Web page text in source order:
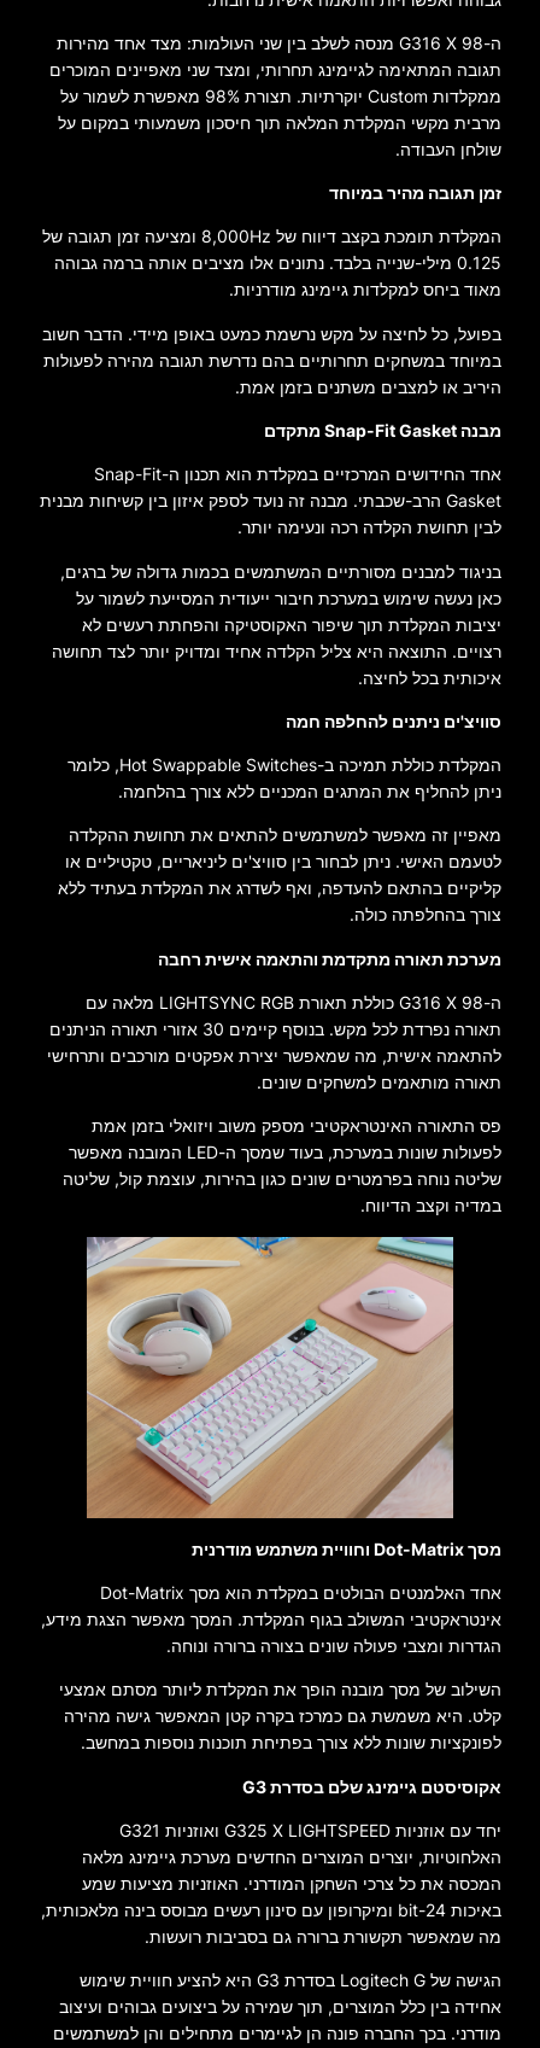
ה-G316 X 98 מנסה לשלב בין שני העולמות: מצד אחד מהירות
תגובה המתאימה לגיימינג תחרותי, ומצד שני מאפיינים המוכרים
ממקלדות Custom יוקרתיות. תצורת 98% מאפשרת לשמור על
מרבית מקשי המקלדת המלאה תוך חיסכון משמעותי במקום על
שולחן העבודה.
זמן תגובה מהיר במיוחד
המקלדת תומכת בקצב דיווח של 8,000Hz ומציעה זמן תגובה של
0.125 מילי-שנייה בלבד. נתונים אלו מציבים אותה ברמה גבוהה
מאוד ביחס למקלדות גיימינג מודרניות.
בפועל, כל לחיצה על מקש נרשמת כמעט באופן מיידי. הדבר חשוב
במיוחד במשחקים תחרותיים בהם נדרשת תגובה מהירה לפעולות
היריב או למצבים משתנים בזמן אמת.
מבנה Snap-Fit Gasket מתקדם
אחד החידושים המרכזיים במקלדת הוא תכנון ה-Snap-Fit
Gasket הרב-שכבתי. מבנה זה נועד לספק איזון בין קשיחות מבנית
לבין תחושת הקלדה רכה ונעימה יותר.
בניגוד למבנים מסורתיים המשתמשים בכמות גדולה של ברגים,
כאן נעשה שימוש במערכת חיבור ייעודית המסייעת לשמור על
יציבות המקלדת תוך שיפור האקוסטיקה והפחתת רעשים לא
רצויים. התוצאה היא צליל הקלדה אחיד ומדויק יותר לצד תחושה
איכותית בכל לחיצה.
סוויצ'ים ניתנים להחלפה חמה
המקלדת כוללת תמיכה ב-Hot Swappable Switches, כלומר
ניתן להחליף את המתגים המכניים ללא צורך בהלחמה.
מאפיין זה מאפשר למשתמשים להתאים את תחושת ההקלדה
לטעמם האישי. ניתן לבחור בין סוויצ'ים ליניאריים, טקטיליים או
קליקיים בהתאם להעדפה, ואף לשדרג את המקלדת בעתיד ללא
צורך בהחלפתה כולה.
מערכת תאורה מתקדמת והתאמה אישית רחבה
ה-G316 X 98 כוללת תאורת LIGHTSYNC RGB מלאה עם
תאורה נפרדת לכל מקש. בנוסף קיימים 30 אזורי תאורה הניתנים
להתאמה אישית, מה שמאפשר יצירת אפקטים מורכבים ותרחישי
תאורה מותאמים למשחקים שונים.
פס התאורה האינטראקטיבי מספק משוב ויזואלי בזמן אמת
לפעולות שונות במערכת, בעוד שמסך ה-LED המובנה מאפשר
שליטה נוחה בפרמטרים שונים כגון בהירות, עוצמת קול, שליטה
במדיה וקצב הדיווח.
מסך Dot-Matrix וחוויית משתמש מודרנית
אחד האלמנטים הבולטים במקלדת הוא מסך Dot-Matrix
אינטראקטיבי המשולב בגוף המקלדת. המסך מאפשר הצגת מידע,
הגדרות ומצבי פעולה שונים בצורה ברורה ונוחה.
השילוב של מסך מובנה הופך את המקלדת ליותר מסתם אמצעי
קלט. היא משמשת גם כמרכז בקרה קטן המאפשר גישה מהירה
לפונקציות שונות ללא צורך בפתיחת תוכנות נוספות במחשב.
אקוסיסטם גיימינג שלם בסדרת G3
יחד עם אוזניות G325 X LIGHTSPEED ואוזניות G321
האלחוטיות, יוצרים המוצרים החדשים מערכת גיימינג מלאה
המכסה את כל צרכי השחקן המודרני. האוזניות מציעות שמע
באיכות 24-bit ומיקרופון עם סינון רעשים מבוסס בינה מלאכותית,
מה שמאפשר תקשורת ברורה גם בסביבות רועשות.
הגישה של Logitech G בסדרת G3 היא להציע חוויית שימוש
אחידה בין כלל המוצרים, תוך שמירה על ביצועים גבוהים ועיצוב
מודרני. בכך החברה פונה הן לגיימרים מתחילים והן למשתמשים